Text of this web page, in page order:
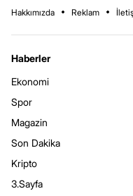
Hakkımızda Reklam
Haberler
Ekonomi
Spor
Magazin
Son Dakika
Kripto
3.Sayfa